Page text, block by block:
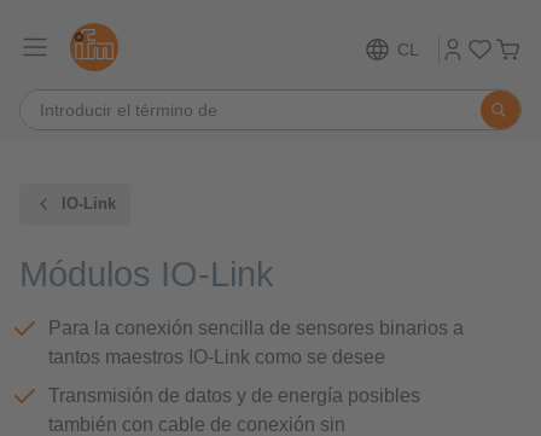
CL
IO-Link
Módulos IO-Link
Para la conexión sencilla de sensores binarios a
tantos maestros IO-Link como se desee
Transmisión de datos y de energía posibles
también con cable de conexión sin